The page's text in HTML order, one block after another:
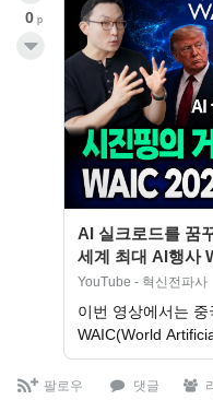
AI 실크로드를 꿈
세계 최대 AI행사
미래
YouTube - 혁신전파사
이번 영상에서는
WAIC(World
0 p
팔로우 댓글